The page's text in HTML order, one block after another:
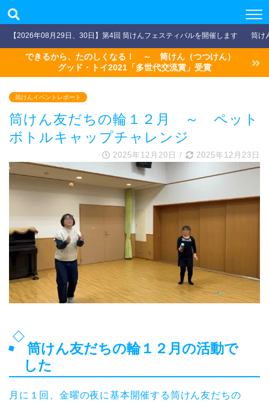
【2026年08月29日、30日】第4回 筒けんフェスティバルを開催します 筒け
できるから、たのしくなる！ ～ 筒けん（つつけん）
グッド・トイ2021「多世代交流賞」受賞
筒けんイベントレポート
筒けん友だちの輪１２月 ～ ペット
ボトルキャップチャレンジ
2025年12月20日 / 2025年12月23日
筒けん友だちの輪１２月の活動で
した
月に１回、金曜の夜に基本開催する筒けん友だちの